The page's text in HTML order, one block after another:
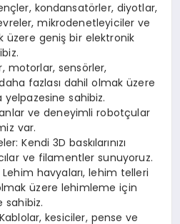
kondansatörler, diyotlar,
mikrodenetleyiciler ve
üzere geniş bir elektronik
motorlar, sensörler,
fazlası dahil olmak üzere
sahibiz.
ve deneyimli robotçular
var.
Kendi 3D baskılarınızı
ve filamentler sunuyoruz.
havyaları, lehim telleri
üzere lehimleme için
sahibiz.
kesiciler, pense ve